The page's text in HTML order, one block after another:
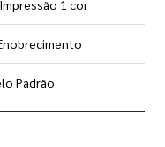
1 cor
Padrão
os nossos gabaritos